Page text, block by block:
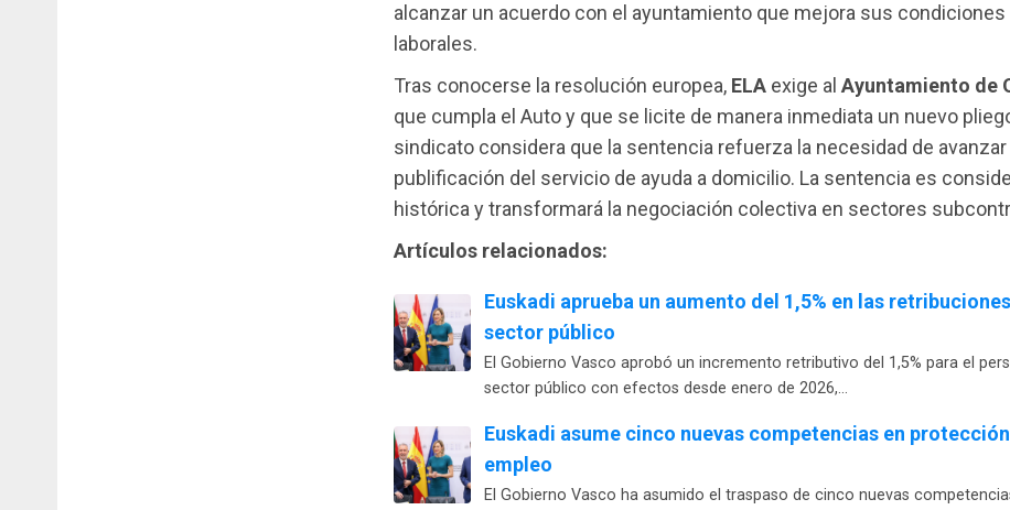
alcanzar un acuerdo con el ayuntamiento que mejora sus condiciones
laborales.
Tras conocerse la resolución europea, ELA exige al Ayuntamiento de
que cumpla el Auto y que se licite de manera inmediata un nuevo
sindicato considera que la sentencia refuerza la necesidad de avanzar
publificación del servicio de ayuda a domicilio. La sentencia es
histórica y transformará la negociación colectiva en sectores
Artículos relacionados:
Euskadi aprueba un aumento del 1,5% en las
sector público
El Gobierno Vasco aprobó un incremento retributivo del 1,5% para el
sector público con efectos desde enero de 2026,…
Euskadi asume cinco nuevas competencias en
empleo
El Gobierno Vasco ha asumido el traspaso de cinco nuevas